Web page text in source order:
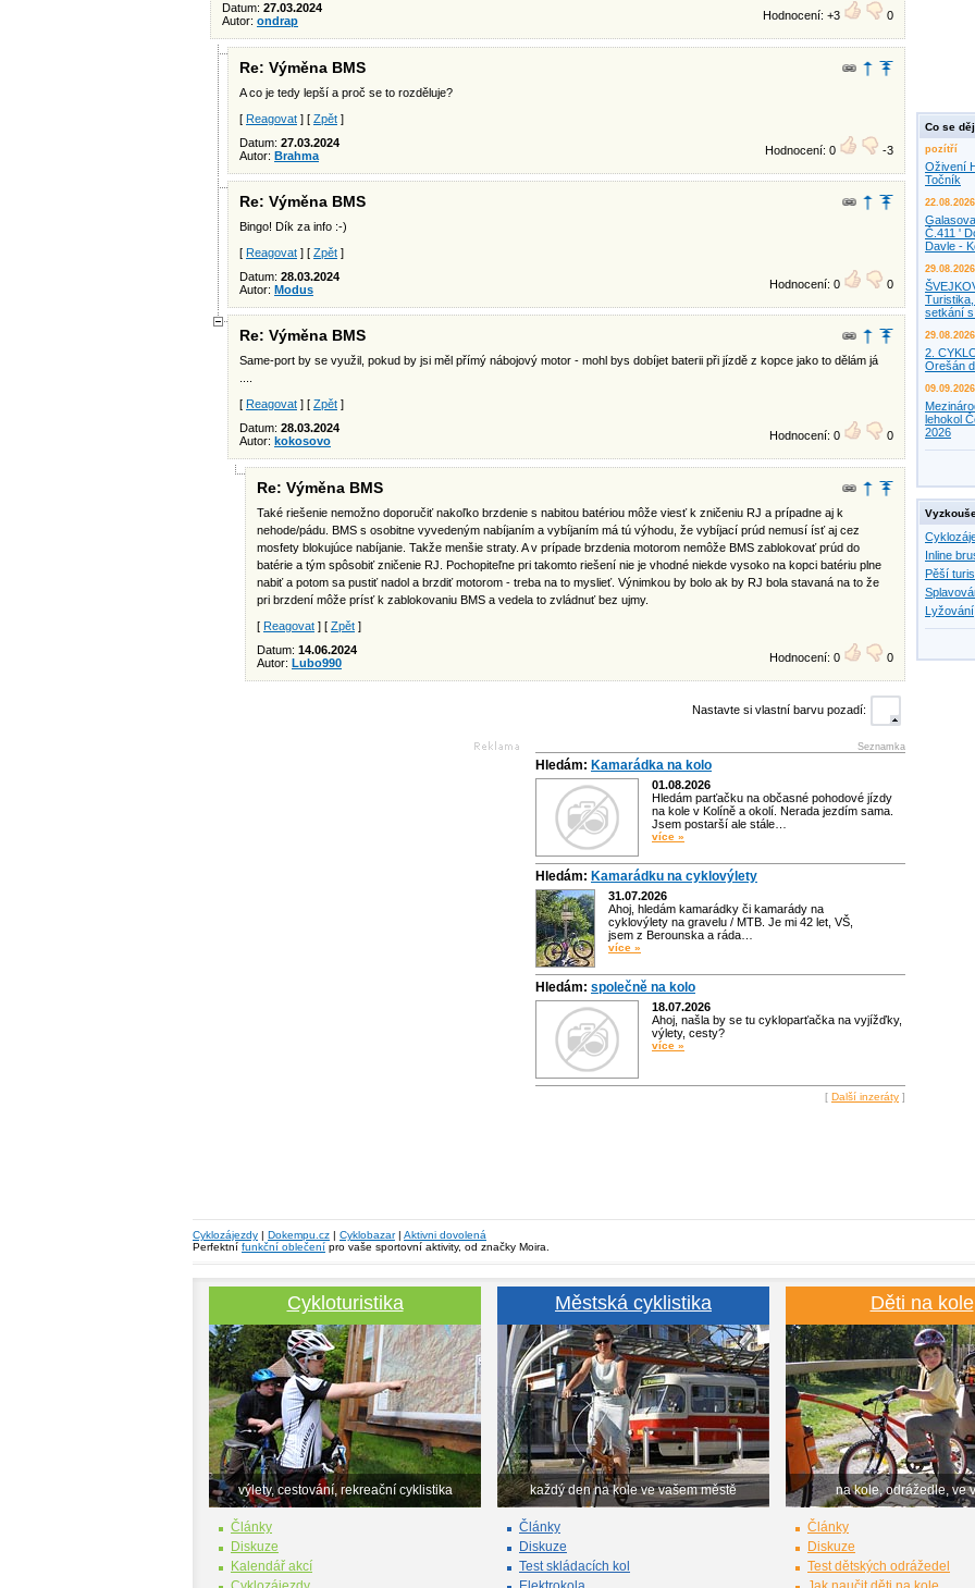
Datum: 27.03.2024
Autor: ondrap Hodnocení: +3 0
Re: Výměna BMS
A co je tedy lepší a proč se to rozděluje?
[ Reagovat ] [ Zpět ]
Datum: 27.03.2024
Autor: Brahma Hodnocení: 0 -3
Re: Výměna BMS
Bingo! Dík za info :-)
[ Reagovat ] [ Zpět ]
Datum: 28.03.2024
Autor: Modus Hodnocení: 0 0
Re: Výměna BMS
Same-port by se využil, pokud by jsi měl přímý nábojový motor - mohl bys dobíjet baterii při jízdě z kopce jako to dělám já
[ Reagovat ] [ Zpět ]
Datum: 28.03.2024
Autor: kokosovo Hodnocení: 0 0
Re: Výměna BMS
Také riešenie nemožno doporučiť nakoľko brzdenie s nabitou batériou môže viesť k zničeniu RJ a prípadne aj k
nehode/pádu. BMS s osobitne vyvedeným nabíjaním a vybíjaním má tú výhodu, že vybíjací prúd nemusí ísť aj cez
mosfety blokujúce nabíjanie. Takže menšie straty. A v prípade brzdenia motorom nemôže BMS zablokovať prúd do
batérie a tým spôsobiť zničenie RJ. Pochopiteľne pri takomto riešení nie je vhodné niekde vysoko na kopci batériu plne
nabiť a potom sa pustiť nadol a brzdiť motorom - treba na to myslieť. Výnimkou by bolo ak by RJ bola stavaná na to že
pri brzdení môže prísť k zablokovaniu BMS a vedela to zvládnuť bez ujmy.
[ Reagovat ] [ Zpět ]
Datum: 14.06.2024
Autor: Lubo990 Hodnocení: 0 0
Nastavte si vlastní barvu pozadí:
Seznamka
Hledám: Kamarádka na kolo
01.08.2026
Hledám parťačku na občasné pohodové jízdy
na kole v Kolíně a okolí. Nerada jezdím sama.
Jsem postarší ale stále…
více »
Hledám: Kamarádku na cyklovýlety
31.07.2026
Ahoj, hledám kamarádky či kamarády na
cyklovýlety na gravelu / MTB. Je mi 42 let, VŠ,
jsem z Berounska a ráda…
více »
Hledám: společně na kolo
18.07.2026
Ahoj, našla by se tu cykloparťačka na vyjížďky,
výlety, cesty?
více »
[ Další inzeráty ]
Co se
pozítří
Oživení
Točník
22.08.2026
Č.411 '
Davle -
29.08.2026
setkání
29.08.2026
2.
Orešán
09.09.2026
lehokol
2026
Inline
Pěší
Lyžování
Cyklozájezdy | Dokempu.cz | Cyklobazar| Aktivni dovolená
Perfektní funkční oblečení pro vaše sportovní aktivity, od značky Moira.
Cykloturistika
výlety, cestování, rekreační cyklistika
Články
Diskuze
Kalendář akcí
Městská cyklistika
každý den na kole ve vašem městě
Články
Diskuze
Test skládacích kol
Děti na kole
na kole, odrážedle, ve
Články
Diskuze
Test dětských odrážedel